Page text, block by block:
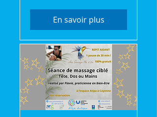
En savoir plus